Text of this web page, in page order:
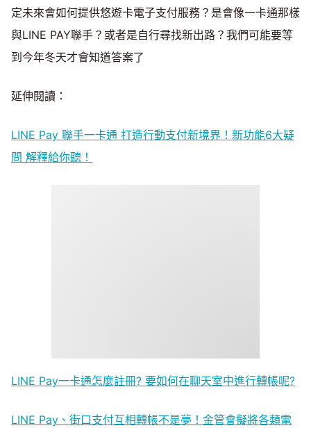
定未來會如何提供悠遊卡電子支付服務？是會像一卡通那樣
與LINE PAY聯手？或者是自行尋找新出路？我們可能要等
到今年冬天才會知道答案了
延伸閱讀：
LINE Pay 聯手一卡通 打造行動支付新境界！新功能6大疑
問 解釋給你聽！
LINE Pay一卡通怎麼註冊? 要如何在聊天室中進行轉帳呢?
LINE Pay、街口支付互相轉帳不是夢！金管會擬將各類電